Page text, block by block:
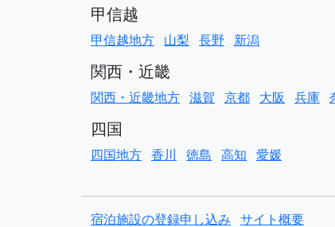
甲信越
甲信越地方 山梨 長野 新潟
関西・近畿
関西・近畿地方 滋賀 京都 大阪 兵庫
四国
四国地方 香川 徳島 高知 愛媛
宿泊施設の登録申し込み サイト概要